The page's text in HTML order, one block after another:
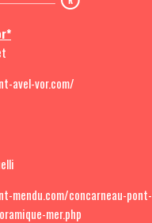
avel-vor.com/
mendu.com/concarneau-pont-
mer.php